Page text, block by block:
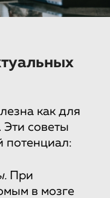
как для
советы
потенциал:
При
в мозге